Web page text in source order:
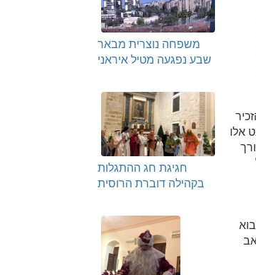
אלו
משפחה נוצרית מבאר
שבע נפגעה מטיל איראני
חגיגת חג ההתגלות
בקהילה דוברת הרוסית